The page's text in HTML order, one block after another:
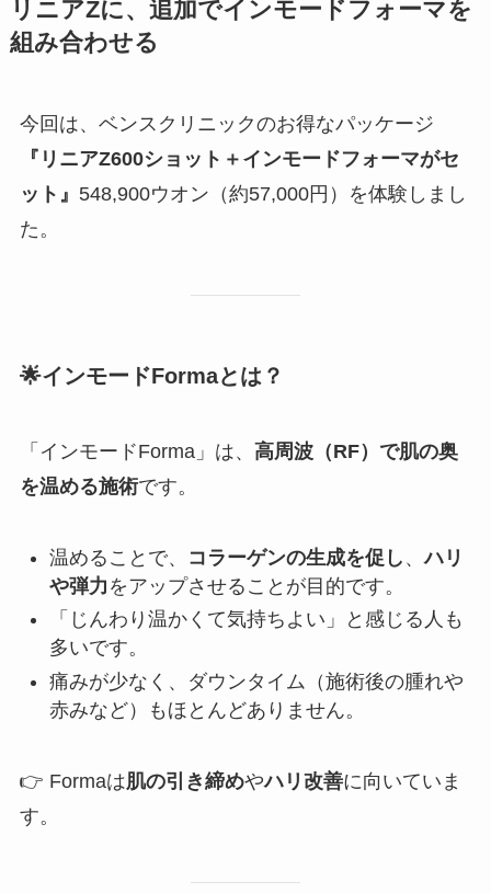
リニアZに、追加でインモードフォーマを
組み合わせる
今回は、ベンスクリニックのお得なパッケージ
『リニアZ600ショット＋インモードフォーマがセ
ット』 548,900ウオン（約57,000円）を体験しまし
た。
🌟インモードFormaとは？
「インモードForma」は、 高周波（RF）で肌の奥
を温める施術です。
温めることで、 コラーゲンの生成を促し 、ハリ
や弾力 をアップさせることが目的です。
「じんわり温かくて気持ちよい」と感じる人も
多いです。
痛みが少なく、ダウンタイム（施術後の腫れや
赤みなど）もほとんどありません。
👉 Formaは肌の引き締めやハリ改善に向いていま
す。